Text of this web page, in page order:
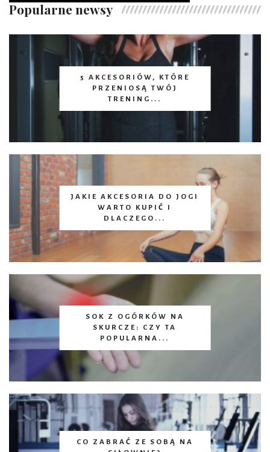
Popularne newsy
5 AKCESORIÓW, KTÓRE
PRZENIOSĄ TWÓJ
TRENING...
JAKIE AKCESORIA DO JOGI
WARTO KUPIĆ I
DLACZEGO...
SOK Z OGÓRKÓW NA
SKURCZE: CZY TA
POPULARNA...
CO ZABRAĆ ZE SOBĄ NA